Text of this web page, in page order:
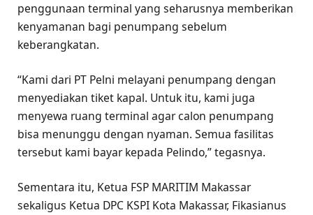
penggunaan terminal yang seharusnya memberikan
kenyamanan bagi penumpang sebelum
keberangkatan.
“Kami dari PT Pelni melayani penumpang dengan
menyediakan tiket kapal. Untuk itu, kami juga
menyewa ruang terminal agar calon penumpang
bisa menunggu dengan nyaman. Semua fasilitas
tersebut kami bayar kepada Pelindo,” tegasnya.
Sementara itu, Ketua FSP MARITIM Makassar
sekaligus Ketua DPC KSPI Kota Makassar, Fikasianus